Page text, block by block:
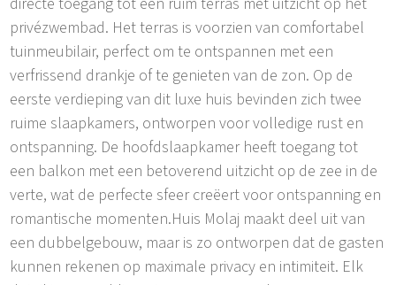
privézwembad. Het terras is voorzien van comfortabel
tuinmeubilair, perfect om te ontspannen met een
verfrissend drankje of te genieten van de zon. Op de
eerste verdieping van dit luxe huis bevinden zich twee
ruime slaapkamers, ontworpen voor volledige rust en
ontspanning. De hoofdslaapkamer heeft toegang tot
een balkon met een betoverend uitzicht op de zee in de
verte, wat de perfecte sfeer creëert voor ontspanning en
romantische momenten.Huis Molaj maakt deel uit van
een dubbelgebouw, maar is zo ontworpen dat de gasten
kunnen rekenen op maximale privacy en intimiteit. Elk